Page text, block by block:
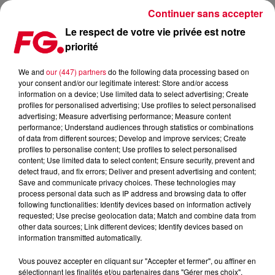
FESTIVALS 2024: PREMIERS NOMS ANNONCÉS ET C'EST DU TRÈS LOURD !!
Publié : 1er décembre 2023 à 9h56 par Antony HARARI
Le respect de votre vie privée est notre
priorité
We and our (447) partnersdo the following data processing based on
your consent and/or our legitimate interest: Store and/or access
information on a device; Use limited data to select advertising; Create
profiles for personalised advertising; Use profiles to select personalised
advertising; Measure advertising performance; Measure content
performance; Understand audiences through statistics or combinations
of data from different sources; Develop and improve services; Create
profiles to personalise content; Use profiles to select personalised
content; Use limited data to select content; Ensure security, prevent and
detect fraud, and fix errors; Deliver and present advertising and content;
Save and communicate privacy choices. These technologies may
process personal data such as IP address and browsing data to offer
following functionalities: Identify devices based on information actively
requested; Use precise geolocation data; Match and combine data from
other data sources; Link different devices; Identify devices based on
information transmitted automatically.
Vous pouvez accepter en cliquant sur "Accepter et fermer", ou affiner en
sélectionnant les finalités et/ou partenaires dans "Gérer mes choix".
Continuer sans accepter